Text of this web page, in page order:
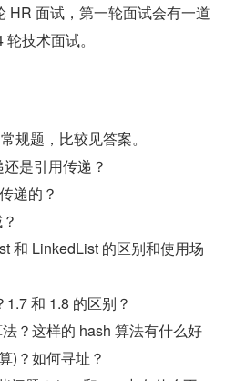
HR 面试，第一轮面试会有一道
技术面试。
规题，比较见答案。
是引用传递？
递的？
和 LinkedList 的区别和使用场
和 1.8 的区别？
？这样的 hash 算法有什么好
)？如何寻址？